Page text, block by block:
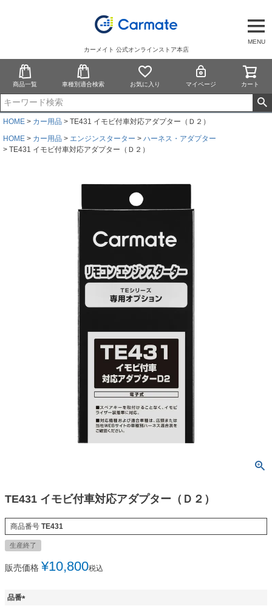
MENU
カーメイト 公式オンラインストア本店
商品一覧 車種別適合検索 お気に入り マイページ カート
HOME カー用品
TE431 イモビ付車対応アダプター（Ｄ２）
HOME
カー用品 エンジンスターター
ハーネス・アダプター
TE431 イモビ付車対応アダプター（Ｄ２）
TE431 イモビ付車対応アダプター（Ｄ２）
商品番号 TE431
生産終了
販売価格 ¥10,800税込
品番